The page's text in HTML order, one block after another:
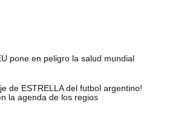
pone en peligro la salud mundial
de ESTRELLA del futbol argentino!
la agenda de los regios